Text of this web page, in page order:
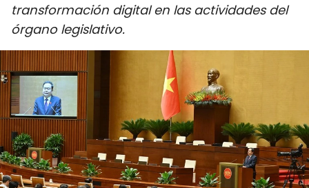
INTERNACIONAL
DEPORTES
PUENTE DE AMISTAD
HISTORIAS MULTIMEDIA
FOTOGRAFÍA
transformación digital en las actividades del
órgano legislativo.